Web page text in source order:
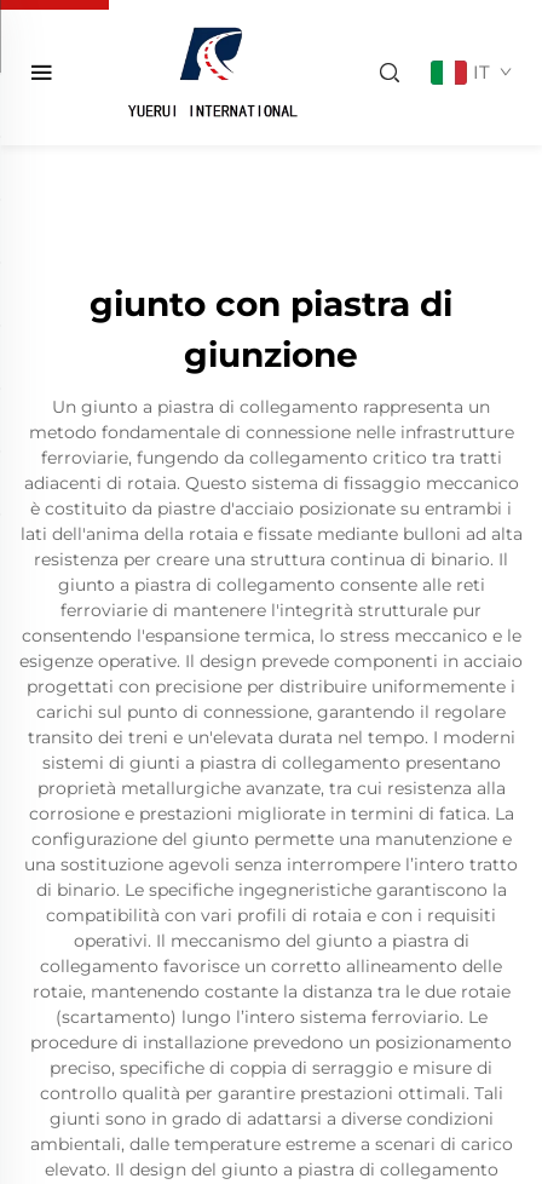
IT
giunto con piastra di
giunzione
Un giunto a piastra di collegamento rappresenta un
metodo fondamentale di connessione nelle infrastrutture
ferroviarie, fungendo da collegamento critico tra tratti
adiacenti di rotaia. Questo sistema di fissaggio meccanico
è costituito da piastre d'acciaio posizionate su entrambi i
lati dell'anima della rotaia e fissate mediante bulloni ad alta
resistenza per creare una struttura continua di binario. Il
giunto a piastra di collegamento consente alle reti
ferroviarie di mantenere l'integrità strutturale pur
consentendo l'espansione termica, lo stress meccanico e le
esigenze operative. Il design prevede componenti in acciaio
progettati con precisione per distribuire uniformemente i
carichi sul punto di connessione, garantendo il regolare
transito dei treni e un'elevata durata nel tempo. I moderni
sistemi di giunti a piastra di collegamento presentano
proprietà metallurgiche avanzate, tra cui resistenza alla
corrosione e prestazioni migliorate in termini di fatica. La
configurazione del giunto permette una manutenzione e
una sostituzione agevoli senza interrompere l’intero tratto
di binario. Le specifiche ingegneristiche garantiscono la
compatibilità con vari profili di rotaia e con i requisiti
operativi. Il meccanismo del giunto a piastra di
collegamento favorisce un corretto allineamento delle
rotaie, mantenendo costante la distanza tra le due rotaie
(scartamento) lungo l’intero sistema ferroviario. Le
procedure di installazione prevedono un posizionamento
preciso, specifiche di coppia di serraggio e misure di
controllo qualità per garantire prestazioni ottimali. Tali
giunti sono in grado di adattarsi a diverse condizioni
ambientali, dalle temperature estreme a scenari di carico
elevato. Il design del giunto a piastra di collegamento